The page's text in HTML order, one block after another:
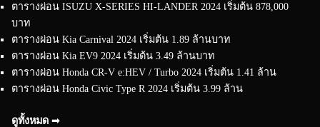
ตารางผ่อน ISUZU X-SERIES HI-LANDER 2024 เริ่มต้น 878,000
บาท
ตารางผ่อน Kia Carnival 2024 เริ่มต้น 1.89 ล้านบาท
ตารางผ่อน Kia EV9 2024 เริ่มต้น 3.49 ล้านบาท
ตารางผ่อน Honda CR-V e:HEV / Turbo 2024 เริ่มต้น 1.41 ล้าน
ตารางผ่อน Honda Civic Type R 2024 เริ่มต้น 3.99 ล้าน
ดูทั้งหมด ➟